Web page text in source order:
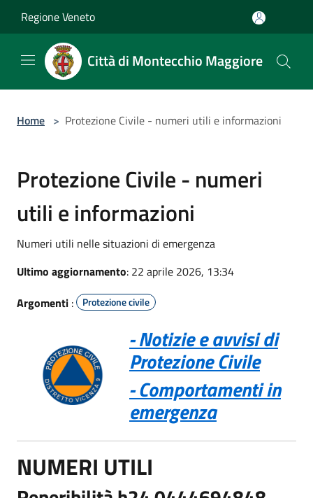
Regione Veneto
Città di Montecchio Maggiore
Home > Protezione Civile - numeri utili e informazioni
Protezione Civile - numeri
utili e informazioni
Numeri utili nelle situazioni di emergenza
Ultimo aggiornamento: 22 aprile 2026, 13:34
Argomenti : Protezione civile
- Notizie e avvisi di
Protezione Civile
- Comportamenti in
emergenza
NUMERI UTILI